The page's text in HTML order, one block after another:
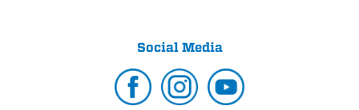
Social Media